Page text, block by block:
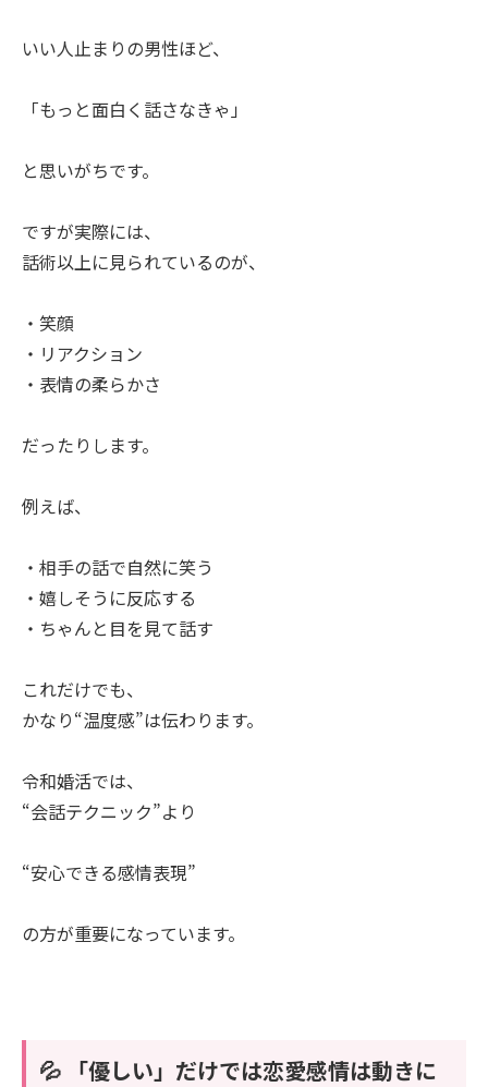
いい人止まりの男性ほど、
「もっと面白く話さなきゃ」
と思いがちです。
ですが実際には、
話術以上に見られているのが、
・笑顔
・リアクション
・表情の柔らかさ
だったりします。
例えば、
・相手の話で自然に笑う
・嬉しそうに反応する
・ちゃんと目を見て話す
これだけでも、
かなり“温度感”は伝わります。
令和婚活では、
“会話テクニック”より
“安心できる感情表現”
の方が重要になっています。
💦 「優しい」だけでは恋愛感情は動きに